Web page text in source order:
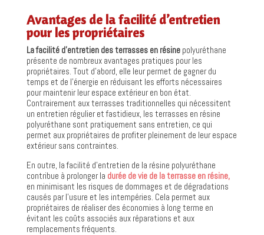
Avantages de la facilité d’entretien
pour les propriétaires
La facilité d’entretien des terrasses en résinepolyuréthane
présente de nombreux avantages pratiques pour les
propriétaires. Tout d’abord, elle leur permet de gagner du
temps et de l’énergie en réduisant les efforts nécessaires
pour maintenir leur espace extérieur en bon état.
Contrairement aux terrasses traditionnelles qui nécessitent
un entretien régulier et fastidieux, les terrasses en résine
polyuréthane sont pratiquement sans entretien, ce qui
permet aux propriétaires de profiter pleinement de leur espace
extérieur sans contraintes.
En outre, la facilité d’entretien de la résine polyuréthane
contribue à prolonger la durée de vie de la terrasse en résine,
en minimisant les risques de dommages et de dégradations
causés par l’usure et les intempéries. Cela permet aux
propriétaires de réaliser des économies à long terme en
évitant les coûts associés aux réparations et aux
remplacements fréquents.